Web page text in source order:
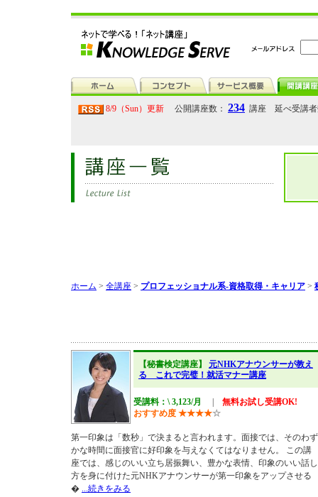
8/9（Sun）更新 公開講座数： 234 講座 延べ受講
ホーム > 全講座 > プロフェッショナル系-資格取得・キャリア >
【秘書検定講座】 元NHKアナウンサーが教え
る これで完璧！就活マナー講座
受講料：\ 3,123/月
無料お試し受講OK!
おすすめ度 ★★★★☆
第一印象は「数秒」で決まると言われます。面接では、そのわず
かな時間に面接官に好印象を与えなくてはなりません。 この講
座では、感じのいい立ち居振舞い、豊かな表情、印象のいい話し
方を身に付けた元NHKアナウンサーが第一印象をアップさせる
� ...続きをみる